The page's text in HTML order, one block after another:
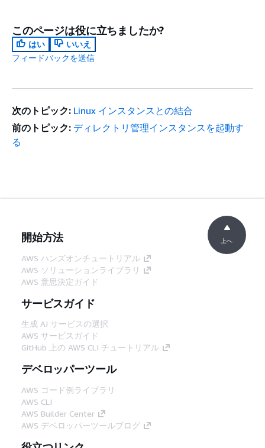
このページは役に立ちましたか?
はい
いいえ
フィードバックを送信
次のトピック: Linux インスタンスとの結合
前のトピック: ディレクトリ管理インスタンスを起動す
る
開始方法
AWS ハンズオンチュートリアル
AWS ソリューションライブラリ
AWS 意思決定ガイド
サービスガイド
生成 AI サービスの選択
AWS サービスガイド
GitHub 上の AWS CLI チュートリアル
デベロッパーツール
AWS コード例ライブラリ
AWS CLI
AWS Builder Center
AWS デベロッパーツールブログ
上へ